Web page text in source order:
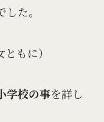
した。
もに）
学校の事を詳し